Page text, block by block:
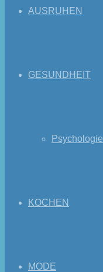
AUSRUHEN
GESUNDHEIT
Psychologie
KOCHEN
MODE